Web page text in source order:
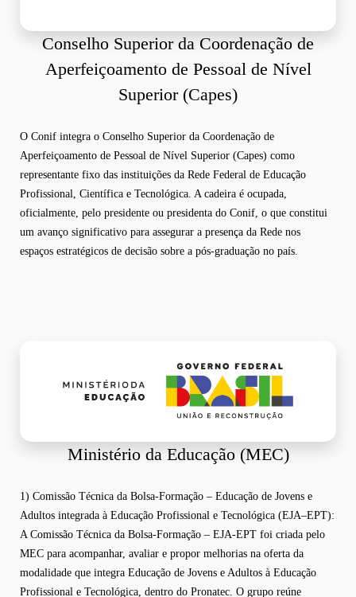
Conselho Superior da Coordenação de
Aperfeiçoamento de Pessoal de Nível
Superior (Capes)
O Conif integra o Conselho Superior da Coordenação de
Aperfeiçoamento de Pessoal de Nível Superior (Capes) como
representante fixo das instituições da Rede Federal de Educação
Profissional, Científica e Tecnológica. A cadeira é ocupada,
oficialmente, pelo presidente ou presidenta do Conif, o que constitui
um avanço significativo para assegurar a presença da Rede nos
espaços estratégicos de decisão sobre a pós-graduação no país.
Ministério da Educação (MEC)
1) Comissão Técnica da Bolsa-Formação – Educação de Jovens e
Adultos integrada à Educação Profissional e Tecnológica (EJA–EPT):
A Comissão Técnica da Bolsa-Formação – EJA-EPT foi criada pelo
MEC para acompanhar, avaliar e propor melhorias na oferta da
modalidade que integra Educação de Jovens e Adultos à Educação
Profissional e Tecnológica, dentro do Pronatec. O grupo reúne